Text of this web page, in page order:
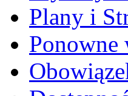
Plany i
Ponowne